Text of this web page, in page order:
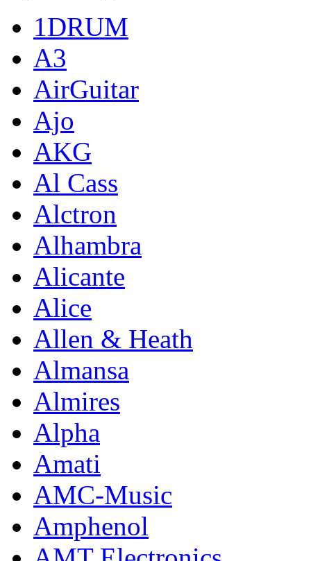
1DRUM
A3
AirGuitar
Ajo
AKG
Al Cass
Alctron
Alhambra
Alicante
Alice
Allen & Heath
Almansa
Almires
Alpha
Amati
AMC-Music
Amphenol